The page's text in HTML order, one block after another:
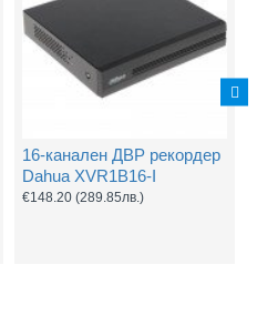
16-канален ДВР рекордер
Dahua XVR1B16-I
€148.20 (289.85лв.)